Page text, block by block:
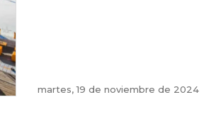
martes, 19 de noviembre de 2024